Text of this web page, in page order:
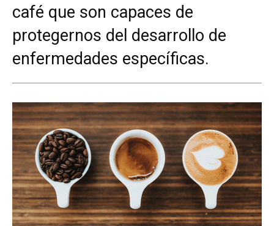
café que son capaces de
protegernos del desarrollo de
enfermedades específicas.